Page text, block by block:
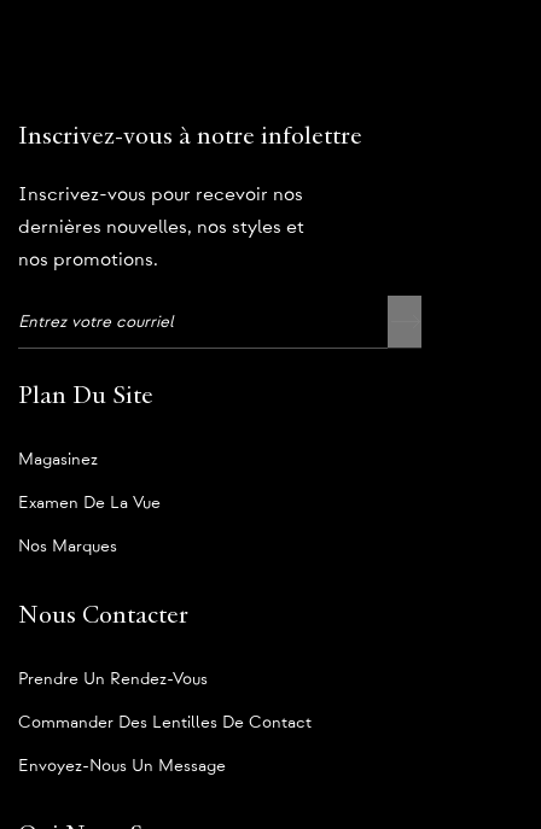
Inscrivez-vous à notre infolettre
Inscrivez-vous pour recevoir nos
dernières nouvelles, nos styles et
nos promotions.
Plan Du Site
Magasinez
Examen De La Vue
Nos Marques
Nous Contacter
Prendre Un Rendez-Vous
Commander Des Lentilles De Contact
Envoyez-Nous Un Message